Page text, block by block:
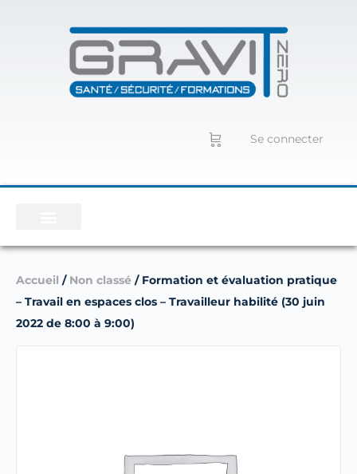
Se connecter
Accueil / Non classé / Formation et évaluation pratique
– Travail en espaces clos – Travailleur habilité (30 juin
2022 de 8:00 à 9:00)